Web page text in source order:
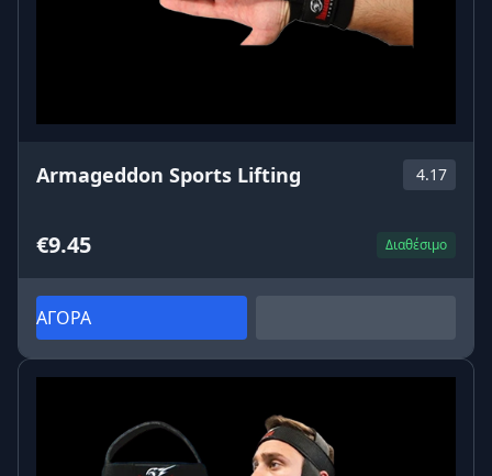
Armageddon Sports Lifting 4.17
€9.45 Διαθέσιμο
ΑΓΟΡΑ